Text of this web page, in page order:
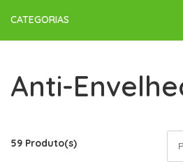
CATEGORIAS
Anti-
59 Produto(s)